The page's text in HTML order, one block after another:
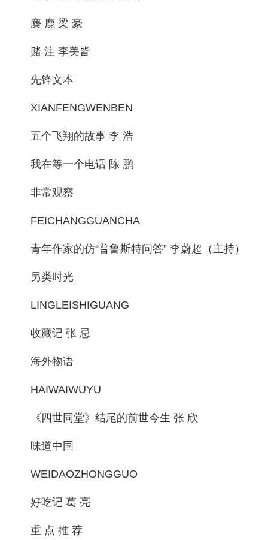
麋 鹿 梁 豪
赌 注 李美皆
先锋文本
XIANFENGWENBEN
五个飞翔的故事 李 浩
我在等一个电话 陈 鹏
非常观察
FEICHANGGUANCHA
青年作家的仿“普鲁斯特问答” 李蔚超（主持）
另类时光
LINGLEISHIGUANG
收藏记 张 忌
海外物语
HAIWAIWUYU
《四世同堂》结尾的前世今生 张 欣
味道中国
WEIDAOZHONGGUO
好吃记 葛 亮
重 点 推 荐